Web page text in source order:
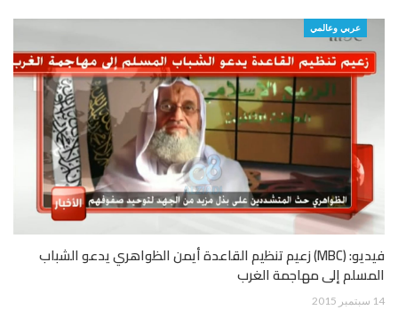
عربي وعالمي
فيديو: (MBC) زعيم تنظيم القاعدة أيمن الظواهري يدعو الشباب
المسلم إلى مهاجمة الغرب
14 سبتمبر 2015